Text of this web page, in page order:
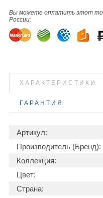
Вы можете оплатить этот
России:
ХАРАКТЕРИСТИКИ
ГАРАНТИЯ
Артикул:
Производитель (Бренд):
Коллекция:
Цвет:
Страна: